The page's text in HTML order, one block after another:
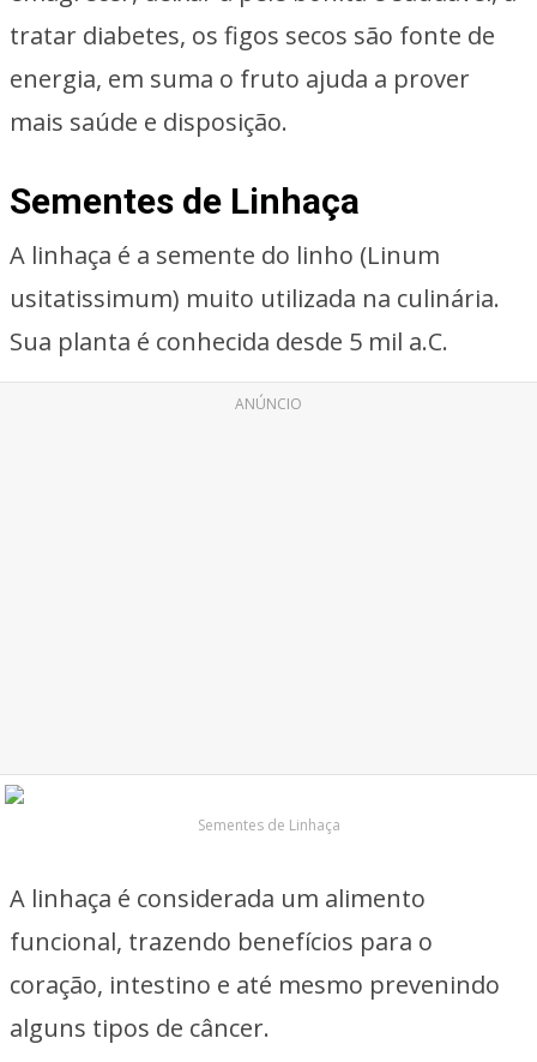
tratar diabetes, os figos secos são fonte de
energia, em suma o fruto ajuda a prover
mais saúde e disposição.
Sementes de Linhaça
A linhaça é a semente do linho (Linum
usitatissimum) muito utilizada na culinária.
Sua planta é conhecida desde 5 mil a.C.
ANÚNCIO
Sementes de Linhaça
A linhaça é considerada um alimento
funcional, trazendo benefícios para o
coração, intestino e até mesmo prevenindo
alguns tipos de câncer.